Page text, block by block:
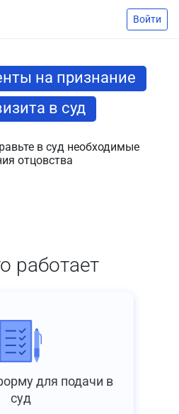
Войти
на признание
в суд
в суд необходимые
отцовства
работает
для подачи в
суд